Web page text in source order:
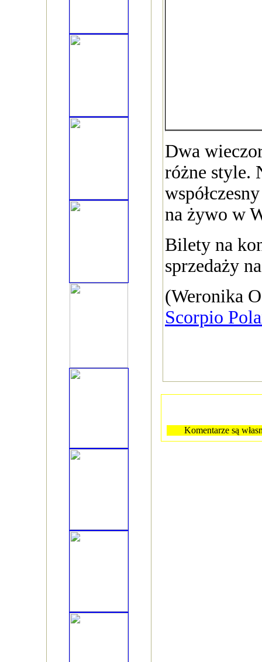
Dwa
różne style.
na żywo w
Bilety na
sprzedaży
(Weronika
Scorpio
Komentarze są